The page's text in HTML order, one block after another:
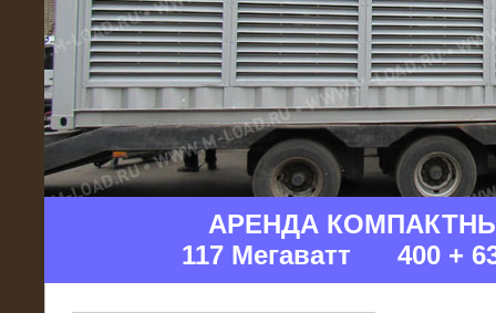
АРЕНДА
117 Мегаватт 400 +